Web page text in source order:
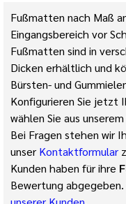
Fußmatten nach Maß
Eingangsbereich vor
Fußmatten sind in
Dicken erhältlich und
Bürsten- und
Konfigurieren Sie jetzt
wählen Sie aus
Bei Fragen stehen wir
unser Kontaktformular
Kunden haben für ihre
Bewertung abgegeben.